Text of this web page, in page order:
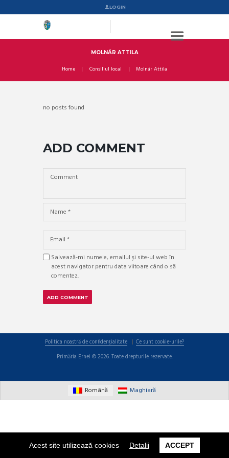
Acest site utilizează cookies Detalii ACCEPT
LOGIN
MOLNÁR ATTILA
Home Consiliul local Molnár Attila
no posts found
ADD COMMENT
Salvează-mi numele, emailul și site-ul web în
acest navigator pentru data viitoare când o să
comentez.
Politica noastră de confidențialitate
Ce sunt cookie-urile?
Primăria Ernei © 2026. Toate drepturile rezervate.
Română Maghiară